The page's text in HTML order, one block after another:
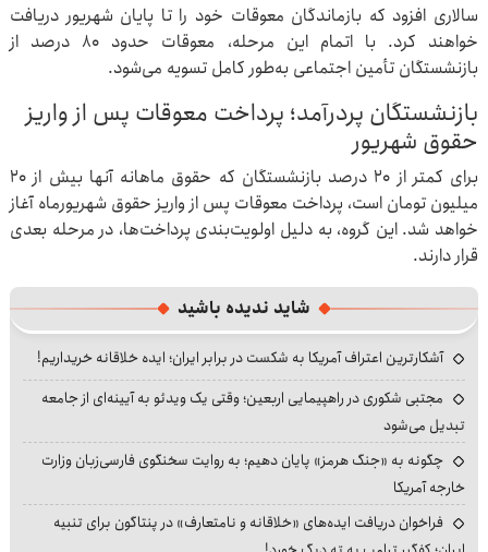
سالاری افزود که بازماندگان معوقات خود را تا پایان شهریور دریافت
خواهند کرد. با اتمام این مرحله، معوقات حدود ۸۰ درصد از
بازنشستگان تأمین اجتماعی به‌طور کامل تسویه می‌شود.
بازنشستگان پردرآمد؛ پرداخت معوقات پس از واریز
حقوق شهریور
برای کمتر از ۲۰ درصد بازنشستگان که حقوق ماهانه آنها بیش از ۲۰
میلیون تومان است، پرداخت معوقات پس از واریز حقوق شهریورماه آغاز
خواهد شد. این گروه، به دلیل اولویت‌بندی پرداخت‌ها، در مرحله بعدی
قرار دارند.
شاید ندیده باشید
آشکارترین اعتراف آمریکا به شکست در برابر ایران؛ ایده خلاقانه خریداریم!
مجتبی شکوری در راهپیمایی اربعین؛ وقتی یک ویدئو به آیینه‌ای از جامعه
تبدیل می‌شود
چگونه به «جنگ هرمز» پایان دهیم؛ به روایت سخنگوی فارسی‌زبان وزارت
خارجه آمریکا
فراخوان دریافت ایده‌های «خلاقانه و نامتعارف» در پنتاگون برای تنبیه